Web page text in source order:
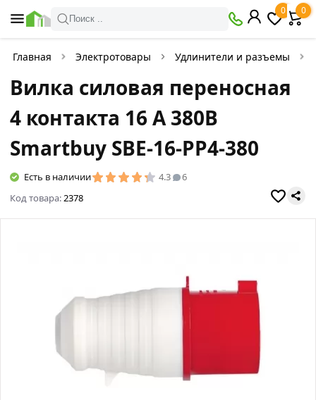
Поиск ..
0 0
Главная Электротовары Удлинители и разъемы
Вилка силовая переносная
4 контакта 16 А 380В
Smartbuy SBE-16-PP4-380
Есть в наличии 4.3
6
Код товара:2378